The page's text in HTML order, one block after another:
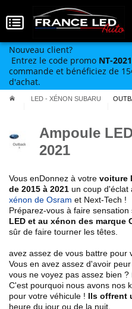
Nouveau client?
Entrez le code promo NT-
commande et bénéficiez de
d'achat.
LED - XÉNON SUBARU
Ampoule
2021
Vous enDonnez à votre voiture
de 2015 à 2021 un coup d'éclat
xénon de Osram et Next-Tech !
Préparez-vous à faire sensation
LED et au xénon des marque
sûr de faire tourner les têtes.
avez assez de vous battre pour
Vous en avez assez d'avoir
vous ne voyez pas assez bien ?
C'est pourquoi nous avons nos
pour votre véhicule ! Ils offrent
heure du jour ou de la nuit.